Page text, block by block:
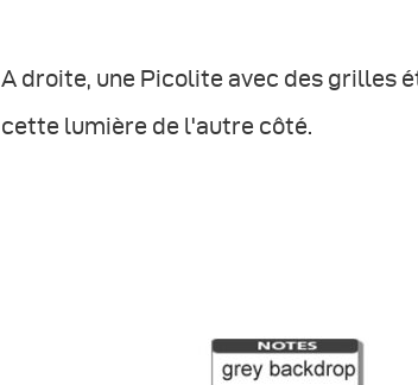
A droite, une Picolite avec des grilles
cette lumière de l'autre côté.